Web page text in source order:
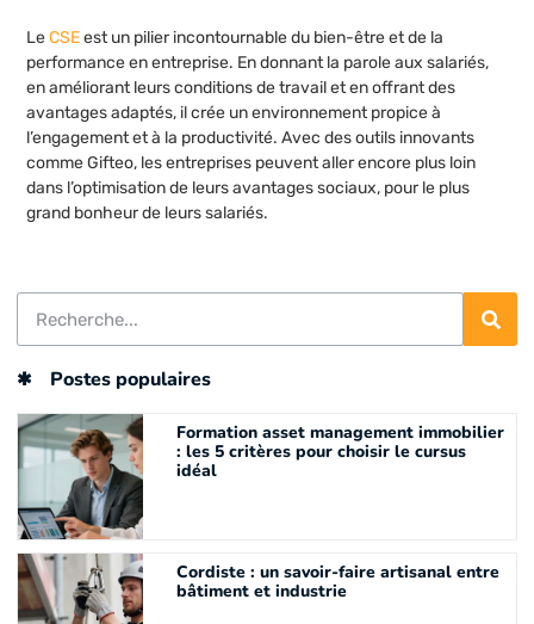
LeCSEest un pilier incontournable du bien-être et de la
performance en entreprise. En donnant la parole aux salariés,
en améliorant leurs conditions de travail et en offrant des
avantages adaptés, il crée un environnement propice à
l’engagement et à la productivité. Avec des outils innovants
comme Gifteo, les entreprises peuvent aller encore plus loin
dans l’optimisation de leurs avantages sociaux, pour le plus
grand bonheur de leurs salariés.
Postes populaires
Formation asset management immobilier
: les 5 critères pour choisir le cursus
idéal
Cordiste : un savoir-faire artisanal entre
bâtiment et industrie